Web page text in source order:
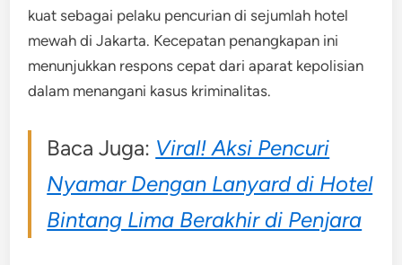
kuat sebagai pelaku pencurian di sejumlah hotel
mewah di Jakarta. Kecepatan penangkapan ini
menunjukkan respons cepat dari aparat kepolisian
dalam menangani kasus kriminalitas.
Baca Juga: Viral! Aksi Pencuri
Nyamar Dengan Lanyard di Hotel
Bintang Lima Berakhir di Penjara